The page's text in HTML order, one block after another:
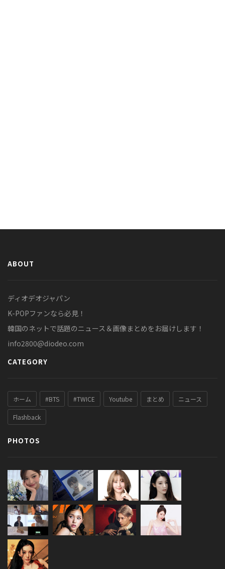
ABOUT
ディオデオジャパン
K-POPファンなら必見！
韓国のネットで話題のニュース＆画像まとめをお届けします！
info2800@diodeo.com
CATEGORY
ホーム #BTS #TWICE Youtube まとめ ニュース
Flashback
PHOTOS